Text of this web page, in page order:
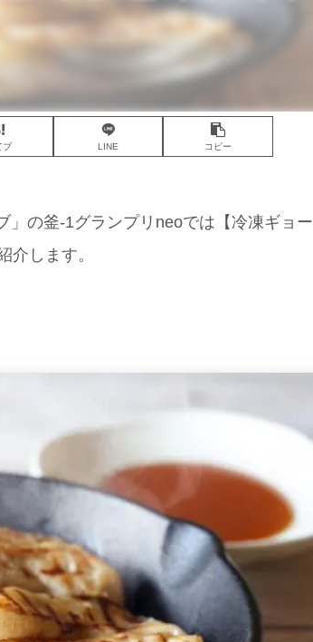
ブ LINE コピー
」の釜-1グランプリneoでは【冷凍ギョー
介します。